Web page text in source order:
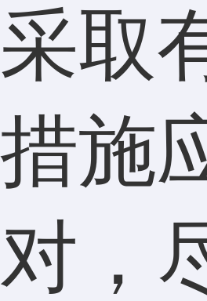
采取
措施
对，